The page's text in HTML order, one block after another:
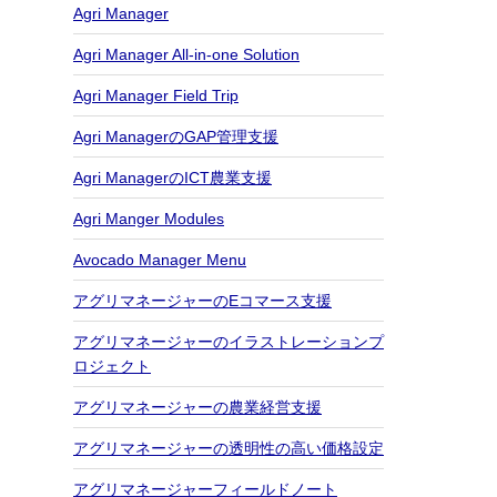
Agri Manager
Agri Manager All-in-one Solution
Agri Manager Field Trip
Agri ManagerのGAP管理支援
Agri ManagerのICT農業支援
Agri Manger Modules
Avocado Manager Menu
アグリマネージャーのEコマース支援
アグリマネージャーのイラストレーションプ
ロジェクト
アグリマネージャーの農業経営支援
アグリマネージャーの透明性の高い価格設定
アグリマネージャーフィールドノート